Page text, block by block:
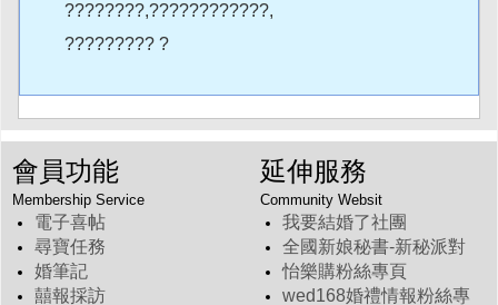
????????,????????????,
????????? ?
會員功能
Membership Service
電子喜帖
尋寶任務
婚筆記
囍報採訪
延伸服務
Community Websit
我要結婚了社團
全國新娘秘書-新秘派對
怡樂購粉絲專頁
wed168婚禮情報粉絲專